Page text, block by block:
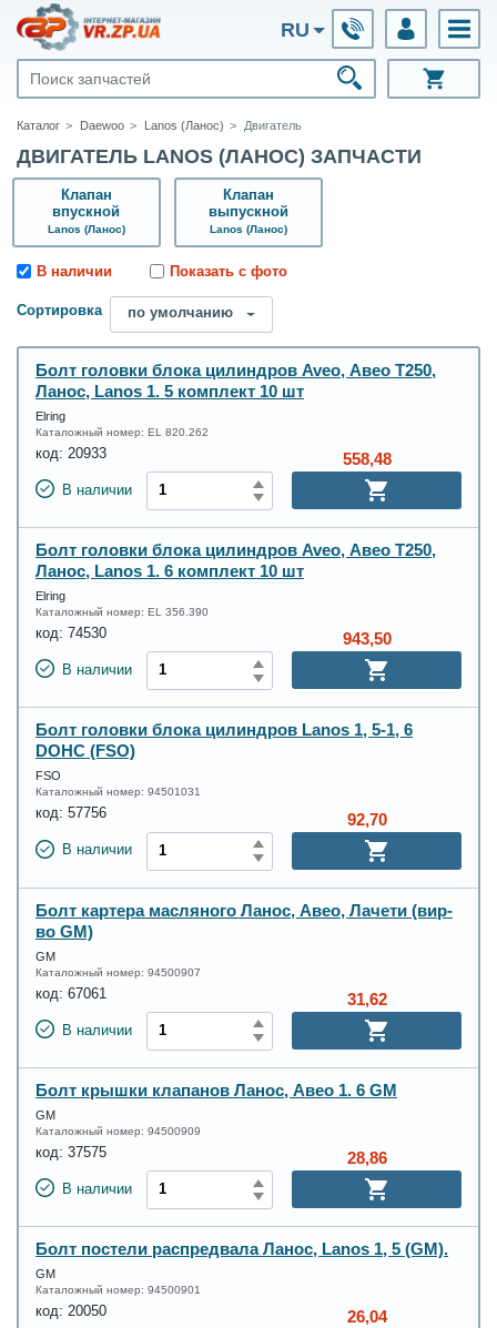
RU
Каталог Daewoo Lanos (Ланос) Двигатель
ДВИГАТЕЛЬ LANOS (ЛАНОС) ЗАПЧАСТИ
Клапан
впускной
Lanos (Ланос)
Клапан
выпускной
Lanos (Ланос)
В наличии Показать с фото
Сортировка по умолчанию
Болт головки блока цилиндров Aveo, Авео Т250,
Ланос, Lanos 1. 5 комплект 10 шт
Elring
Каталожный номер: EL 820.262
код: 20933
В наличии
558,48
Болт головки блока цилиндров Aveo, Авео Т250,
Ланос, Lanos 1. 6 комплект 10 шт
Elring
Каталожный номер: EL 356.390
код: 74530
В наличии
943,50
Болт головки блока цилиндров Lanos 1, 5-1, 6
DOHC (FSO)
FSO
Каталожный номер: 94501031
код: 57756
В наличии
92,70
Болт картера масляного Ланос, Авео, Лачети (вир-
во GM)
GM
Каталожный номер: 94500907
код: 67061
В наличии
31,62
Болт крышки клапанов Ланос, Авео 1. 6 GM
GM
Каталожный номер: 94500909
код: 37575
В наличии
28,86
Болт постели распредвала Ланос, Lanos 1, 5 (GM).
GM
Каталожный номер: 94500901
код: 20050 26,04